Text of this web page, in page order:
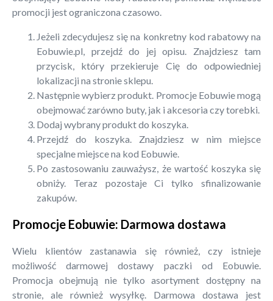
promocji jest ograniczona czasowo.
Jeżeli zdecydujesz się na konkretny kod rabatowy na
Eobuwie.pl, przejdź do jej opisu. Znajdziesz tam
przycisk, który przekieruje Cię do odpowiedniej
lokalizacji na stronie sklepu.
Następnie wybierz produkt. Promocje Eobuwie mogą
obejmować zarówno buty, jak i akcesoria czy torebki.
Dodaj wybrany produkt do koszyka.
Przejdź do koszyka. Znajdziesz w nim miejsce
specjalne miejsce na kod Eobuwie.
Po zastosowaniu zauważysz, że wartość koszyka się
obniży. Teraz pozostaje Ci tylko sfinalizowanie
zakupów.
Promocje Eobuwie: Darmowa dostawa
Wielu klientów zastanawia się również, czy istnieje
możliwość darmowej dostawy paczki od Eobuwie.
Promocja obejmują nie tylko asortyment dostępny na
stronie, ale również wysyłkę. Darmowa dostawa jest